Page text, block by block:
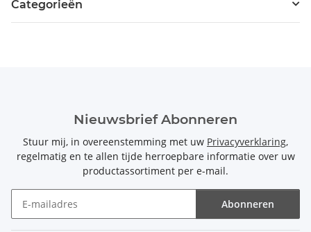
Categorieën
Nieuwsbrief Abonneren
Stuur mij, in overeenstemming met uw Privacyverklaring,
regelmatig en te allen tijde herroepbare informatie over uw
productassortiment per e-mail.
Abonneren